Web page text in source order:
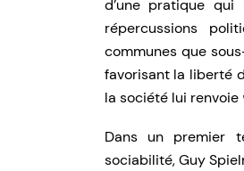
d’une pratique
répercussions
communes que
favorisant la liberté
la société lui renvoie
Dans un premier
sociabilité, Guy